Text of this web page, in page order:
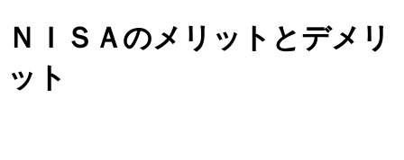
ＮＩＳＡのメリットとデメリ
ット